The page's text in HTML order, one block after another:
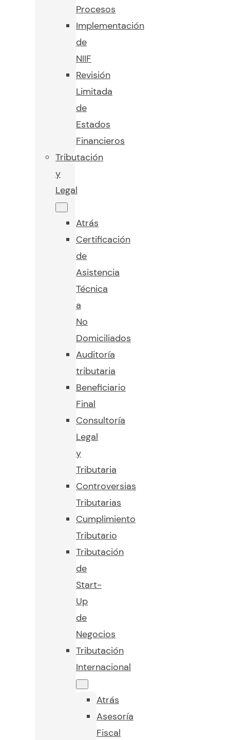
Procesos
Implementación
de
NIIF
Revisión
Limitada
de
Estados
Financieros
Tributación
y
Legal
Atrás
Certificación
de
Asistencia
Técnica
a
No
Domiciliados
Auditoría
tributaria
Beneficiario
Final
Consultoría
Legal
y
Tributaria
Controversias
Tributarias
Cumplimiento
Tributario
Tributación
de
Start-
Up
de
Negocios
Tributación
Internacional
Atrás
Asesoría
Fiscal